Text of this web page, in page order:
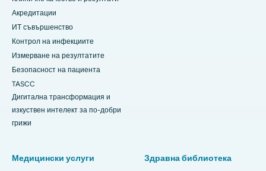
Акредитации
ИТ съвършенство
Контрол на инфекциите
Измерване на резултатите
Безопасност на пациента
TASCC
Дигитална трансформация и
изкуствен интелект за по-добри
грижи
Медицински услуги Здравна библиотека